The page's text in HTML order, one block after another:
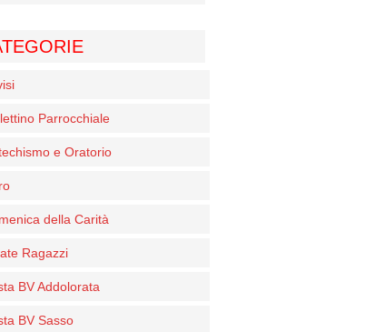
Parrocchiale
e Oratorio
della Carità
Ragazzi
BV Addolorata
BV Sasso